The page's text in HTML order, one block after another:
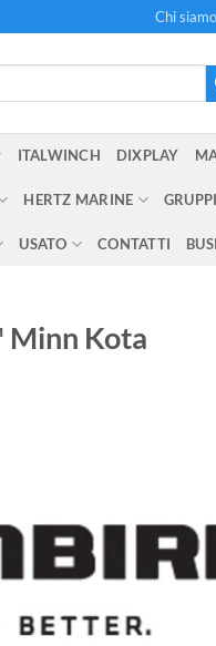
Chi siamo
ITALWINCH DIXPLAY
HERTZ MARINE
USATO CONTATTI
Minn Kota